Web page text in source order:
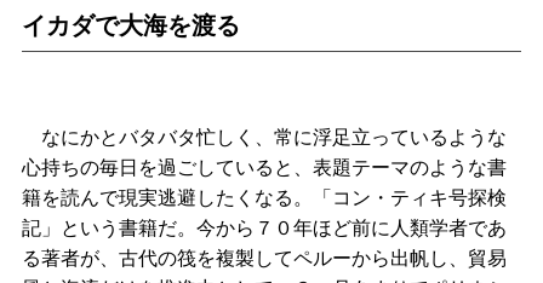
イカダで大海を渡る
なにかとバタバタ忙しく、常に浮足立っているような
心持ちの毎日を過ごしていると、表題テーマのような書
籍を読んで現実逃避したくなる。「コン・ティキ号探検
記」という書籍だ。今から７０年ほど前に人類学者であ
る著者が、古代の筏を複製してペルーから出帆し、貿易